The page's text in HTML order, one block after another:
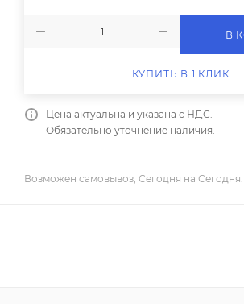
В
КУПИТЬ В 1 КЛИК
Цена актуальна и указана с НДС.
Обязательно уточнение наличия.
Возможен самовывоз, Сегодня на Сегодня.